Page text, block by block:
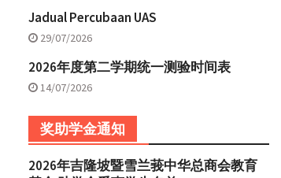
Jadual Percubaan UAS
29/07/2026
2026年度第二学期统一测验时间表
14/07/2026
奖助学金通知
2026年吉隆坡暨雪兰莪中华总商会教育